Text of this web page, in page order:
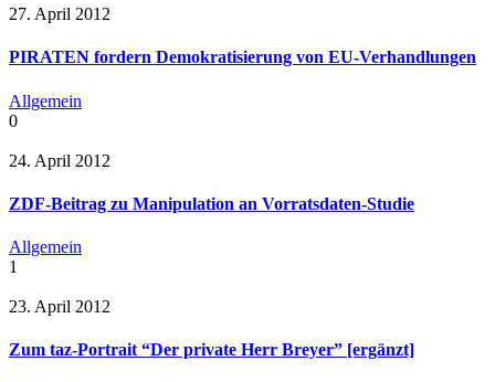
27. April 2012
PIRATEN fordern Demokratisierung von EU-Verhandlungen
Allgemein
0
24. April 2012
ZDF-Beitrag zu Manipulation an Vorratsdaten-Studie
Allgemein
1
23. April 2012
Zum taz-Portrait “Der private Herr Breyer” [ergänzt]